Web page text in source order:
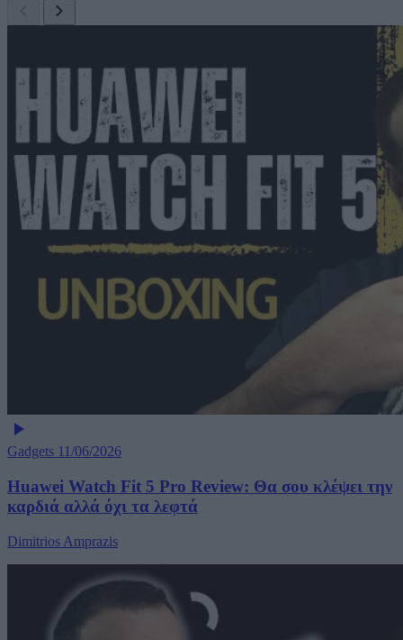
Gadgets 11/06/2026
Huawei Watch Fit 5 Pro Review: Θα σου κλέψει την
καρδιά αλλά όχι τα λεφτά
Dimitrios Amprazis